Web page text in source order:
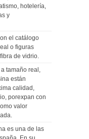
hotelería,
y
el catálogo
o figuras
de vidrio.
tamaño real,
están
calidad,
porexpan con
valor
es una de las